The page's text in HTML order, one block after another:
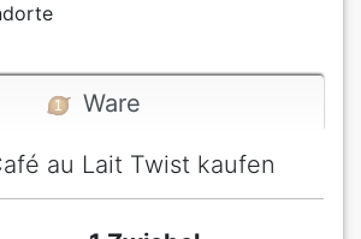
Ware
au Lait Twist kaufen